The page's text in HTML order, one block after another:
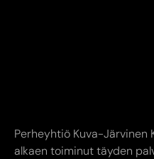
Perheyhtiö Kuva-Järvinen
alkaen toiminut täyden